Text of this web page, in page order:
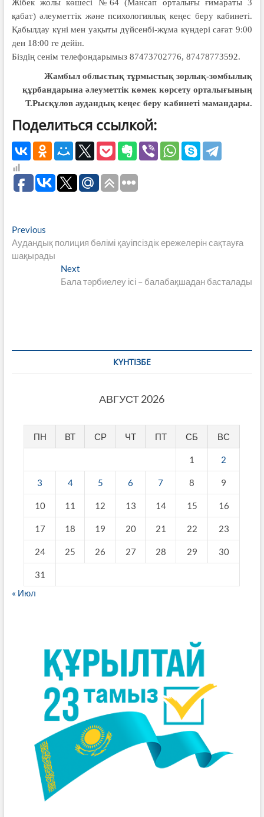
Жібек жолы көшесі №64 (Мансап орталығы ғима­раты 3
қабат) әлеуметтік және психологиялық кеңес беру кабинеті.
Қабылдау күні мен уақыты дүйсенбі-жұма күндері сағат 9:00
ден 18:00 ге дейін.
Біздің сенім телефондарымыз 87473702776, 87478773592.
Жамбыл облыстық тұрмыстық зорлық-зомбылық
құрбандарына әлеуметтік көмек көрсету орталығының
Т.Рысқұлов аудандық кеңес беру кабинеті мамандары.
Поделиться ссылкой:
Навигация
по
записям
PreviousPrevious
post:
Аудандық полиция бөлімі қауіпсіздік ережелерін сақтауға
шақырады
Next
post:
Бала тәрбиелеу ісі – балабақшадан басталады
КҮНТІЗБЕ
АВГУСТ 2026
ПН ВТ СР ЧТ ПТ СБ ВС
1 2
3 4 5 6 7 8 9
10 11 12 13 14 15 16
17 18 19 20 21 22 23
24 25 26 27 28 29 30
31
« Июл